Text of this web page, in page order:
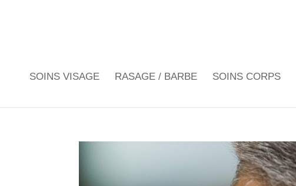
SOINS VISAGE RASAGE / BARBE SOINS CORPS